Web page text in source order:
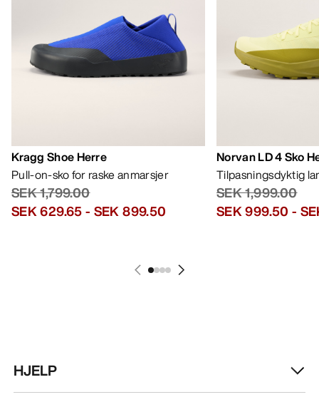
Kragg Shoe Herre
Pull-on-sko for raske anmarsjer
SEK 1,799.00
SEK 629.65- SEK 899.50
Norvan LD 4 Sko
Tilpasningsdyktig
SEK 1,999.00
SEK 999.50 -
HJELP